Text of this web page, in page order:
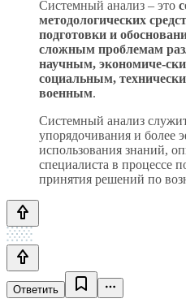
Системный анализ – это
методологических
подготовки и
сложным проблемам
научным, экономиче-
социальным,
военным.
Системный анализ
упорядочивания и более
использования знаний,
специалиста в процессе
принятия решений по
Ответить